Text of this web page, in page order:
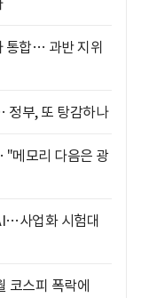
통합… 과반 지위
정부, 또 탕감하나
"메모리 다음은 광
사업화 시험대
스피 폭락에